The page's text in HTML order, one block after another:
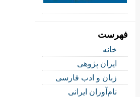
فهرست
خانه
ایران پژوهی
زبان و ادب فارسی
نام‌آوران ایرانی